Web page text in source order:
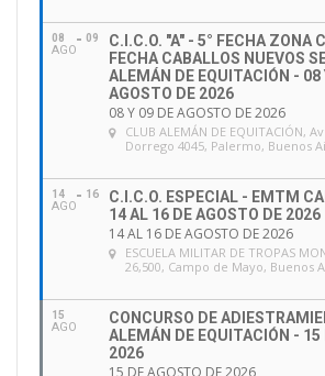
08
AGO
09
C.I.C.O. "A" - 5° FECHA ZONA
FECHA CABALLOS NUEVOS
ALEMÁN DE EQUITACIÓN - 08
AGOSTO DE 2026
08 Y 09 DE AGOSTO DE 2026
CLUB ALEMÁN DE EQUITACIÓN,
Dorrego 4045, Palermo, Buenos
14
AGO
16
C.I.C.O. ESPECIAL - EMTM
14 AL 16 DE AGOSTO DE 2026
14 AL 16 DE AGOSTO DE 2026
ESCUELA MILITAR DE TROPAS
26,500, Campo de Mayo, Buenos
15
AGO
CONCURSO DE
ALEMÁN DE EQUITACIÓN - 15
2026